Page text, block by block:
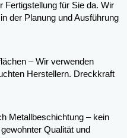
Fertigstellung für Sie da. Wir
der Planung und Ausführung
– Wir verwenden
Herstellern. Dreckkraft
Metallbeschichtung – kein
Qualität und